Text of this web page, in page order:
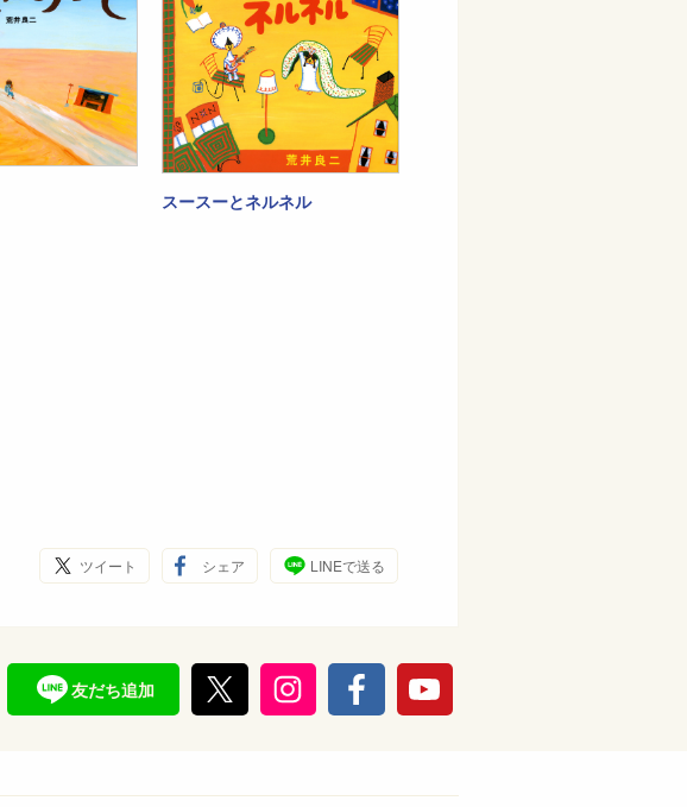
スースーとネルネル
ツイート シェア LINEで送る
友だち追加